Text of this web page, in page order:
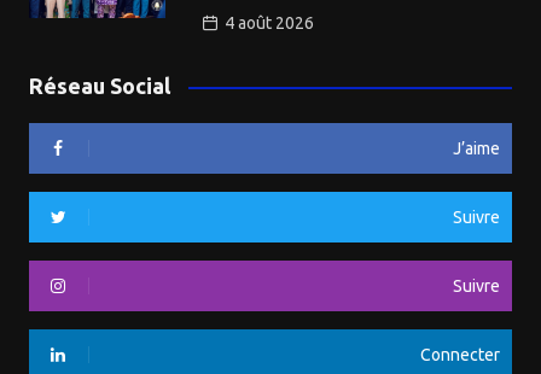
4 août 2026
Réseau Social
J’aime
Suivre
Suivre
Connecter